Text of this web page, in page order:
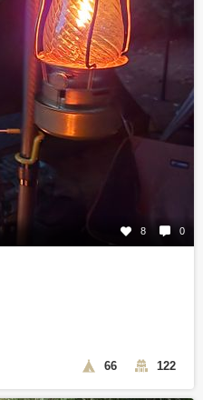
8 0
66 122